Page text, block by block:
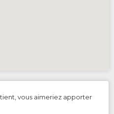
vous aimeriez apporter